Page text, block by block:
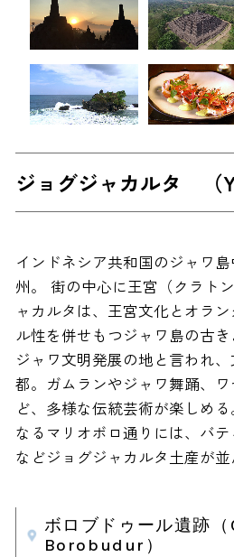
ジョグジャカルタ （
インドネシア共和国のジャワ
州。 街の中心に王宮（クラト
ャカルタは、王宮文化とオラ
ル性を併せもつジャワ島の古き
ジャワ文明発展の地と言われ
都。ガムランやジャワ舞踊、
ど、多様な伝統芸術が楽しめ
なるマリオボロ通りには、バ
などジョグジャカルタ土産が並
ボロブドゥール遺跡
Borobudur）